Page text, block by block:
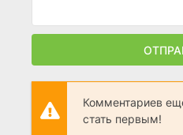
Комментариев
стать первым!